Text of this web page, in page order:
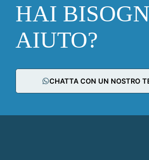
HAI
AIUTO?
CHATTA CON UN NOSTRO